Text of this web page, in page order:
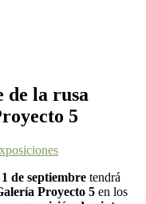
de la rusa
5
de septiembre tendrá
Proyecto 5 en los